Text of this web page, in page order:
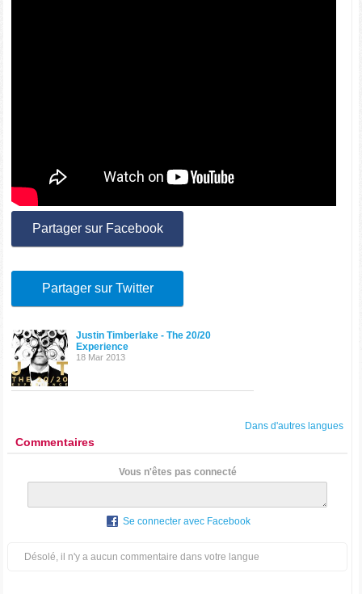
Partager sur Facebook
Partager sur Twitter
Justin Timberlake - The 20/20
Experience
18 Mar 2013
Dans d'autres langues
Commentaires
Vous n'êtes pas connecté
Se connecter avec Facebook
Désolé, il n'y a aucun commentaire dans votre langue